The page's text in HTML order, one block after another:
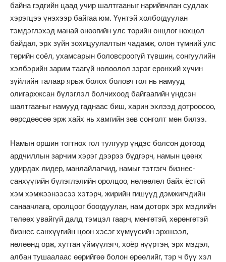
байна гэдгийн цаад учир шалтгааныг нарийвчлан судлах
хэрэгцээ үнэхээр байгаа юм. Үүнтэй холбогдуулан
тэмдэглэхэд манай өнөөгийн улс төрийн онцлог нөхцөл
байдал, эрх зүйн зохицуулалтын чадамж, олон түмний улс
төрийн соёл, ухамсарын боловсроогүй түвшин, сонгуулийн
хэлбэрийн зарим таагүй нөлөөлөл зэрэг ерөнхий хүчин
зүйлийн талаар ярьж болох боловч гол нь намууд
олигархжсан бүлэглэл болчихоод байгаагийн үндсэн
шалтгааныг намууд гаднаас биш, харин эхлээд дотроосоо,
өөрсдөөсөө эрж хайх нь хамгийн зөв сонголт мөн билээ.
Намын оршин тогтнох гол тулгуур үндэс болсон дотоод
ардчиллын зарчим хэрэг дээрээ бүдгэрч, намын цөөнх
удирдах лидер, манлайлагчид, намыг тэтгэгч бизнес-
санхүүгийн бүлэглэлийн оролцоо, нөлөөлөл байх ёстой
хэм хэмжээнээсээ хэтэрч, жирийн гишүүд дэмжигчдийн
санаачлага, оролцоог боогдуулан, нам доторх эрх мэдлийн
төлөөх увайгүй далд тэмцэл гаарч, мөнгөтэй, хөрөнгөтэй
бизнес санхүүгийн цөөн хэсэг хүмүүсийн эрхшээл,
нөлөөнд орж, хутган үймүүлэгч, хоёр нүүртэн, эрх мэдэл,
албан тушаалаас өөрийгөө болон өрөөлийг, тэр ч бүү хэл